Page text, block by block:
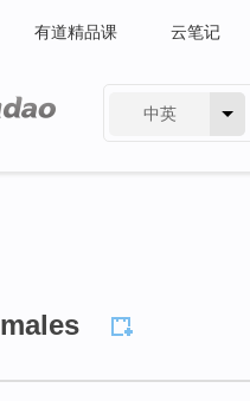
有道精品课 云笔记
中英